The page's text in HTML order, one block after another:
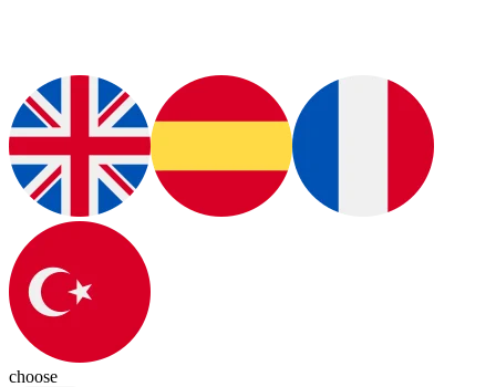
choose